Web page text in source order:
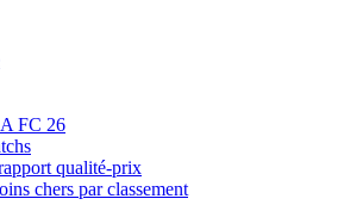
FC 26
qualité-prix
chers par classement